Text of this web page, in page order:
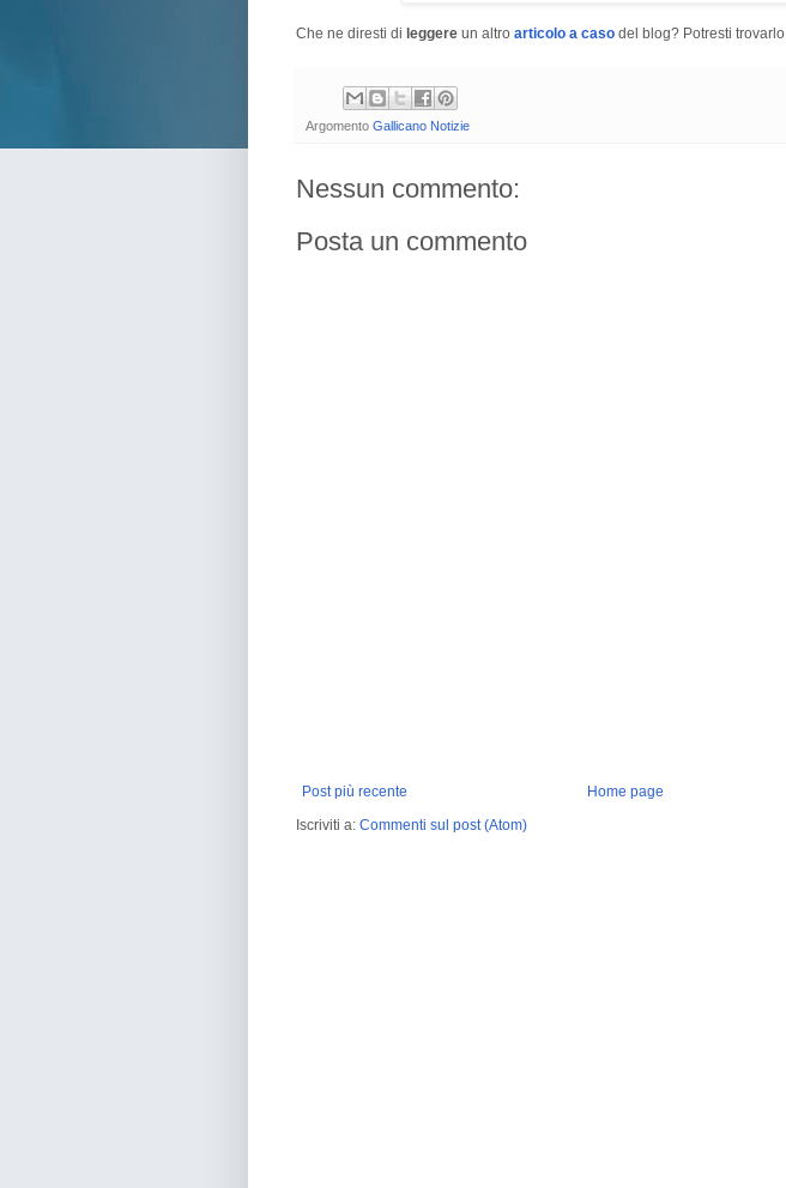
Che ne diresti di leggere un altro articolo a caso del blog? Potresti trovarlo
Argomento Gallicano Notizie
Nessun commento:
Posta un commento
Post più recente
Home page
Iscriviti a: Commenti sul post (Atom)